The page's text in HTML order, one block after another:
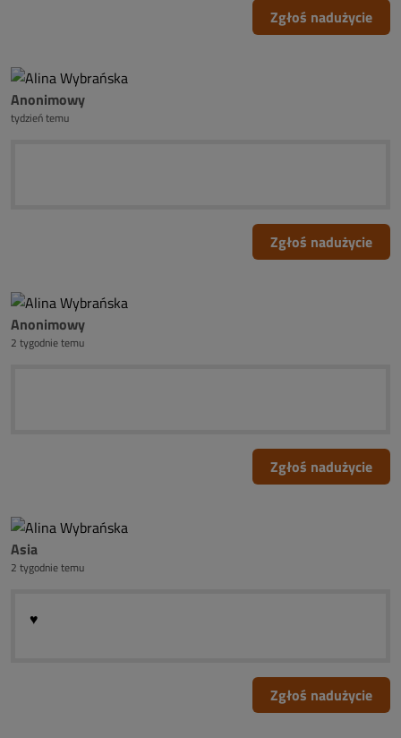
Zgłoś nadużycie
Anonimowy
tydzień temu
Zgłoś nadużycie
Anonimowy
2 tygodnie temu
Zgłoś nadużycie
Asia
2 tygodnie temu
♥️
Zgłoś nadużycie